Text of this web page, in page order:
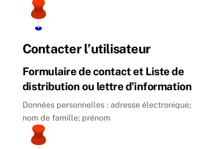
Contacter l’utilisateur
Formulaire de contact et Liste de
distribution ou lettre d’information
Données personnelles : adresse électronique;
nom de famille; prénom